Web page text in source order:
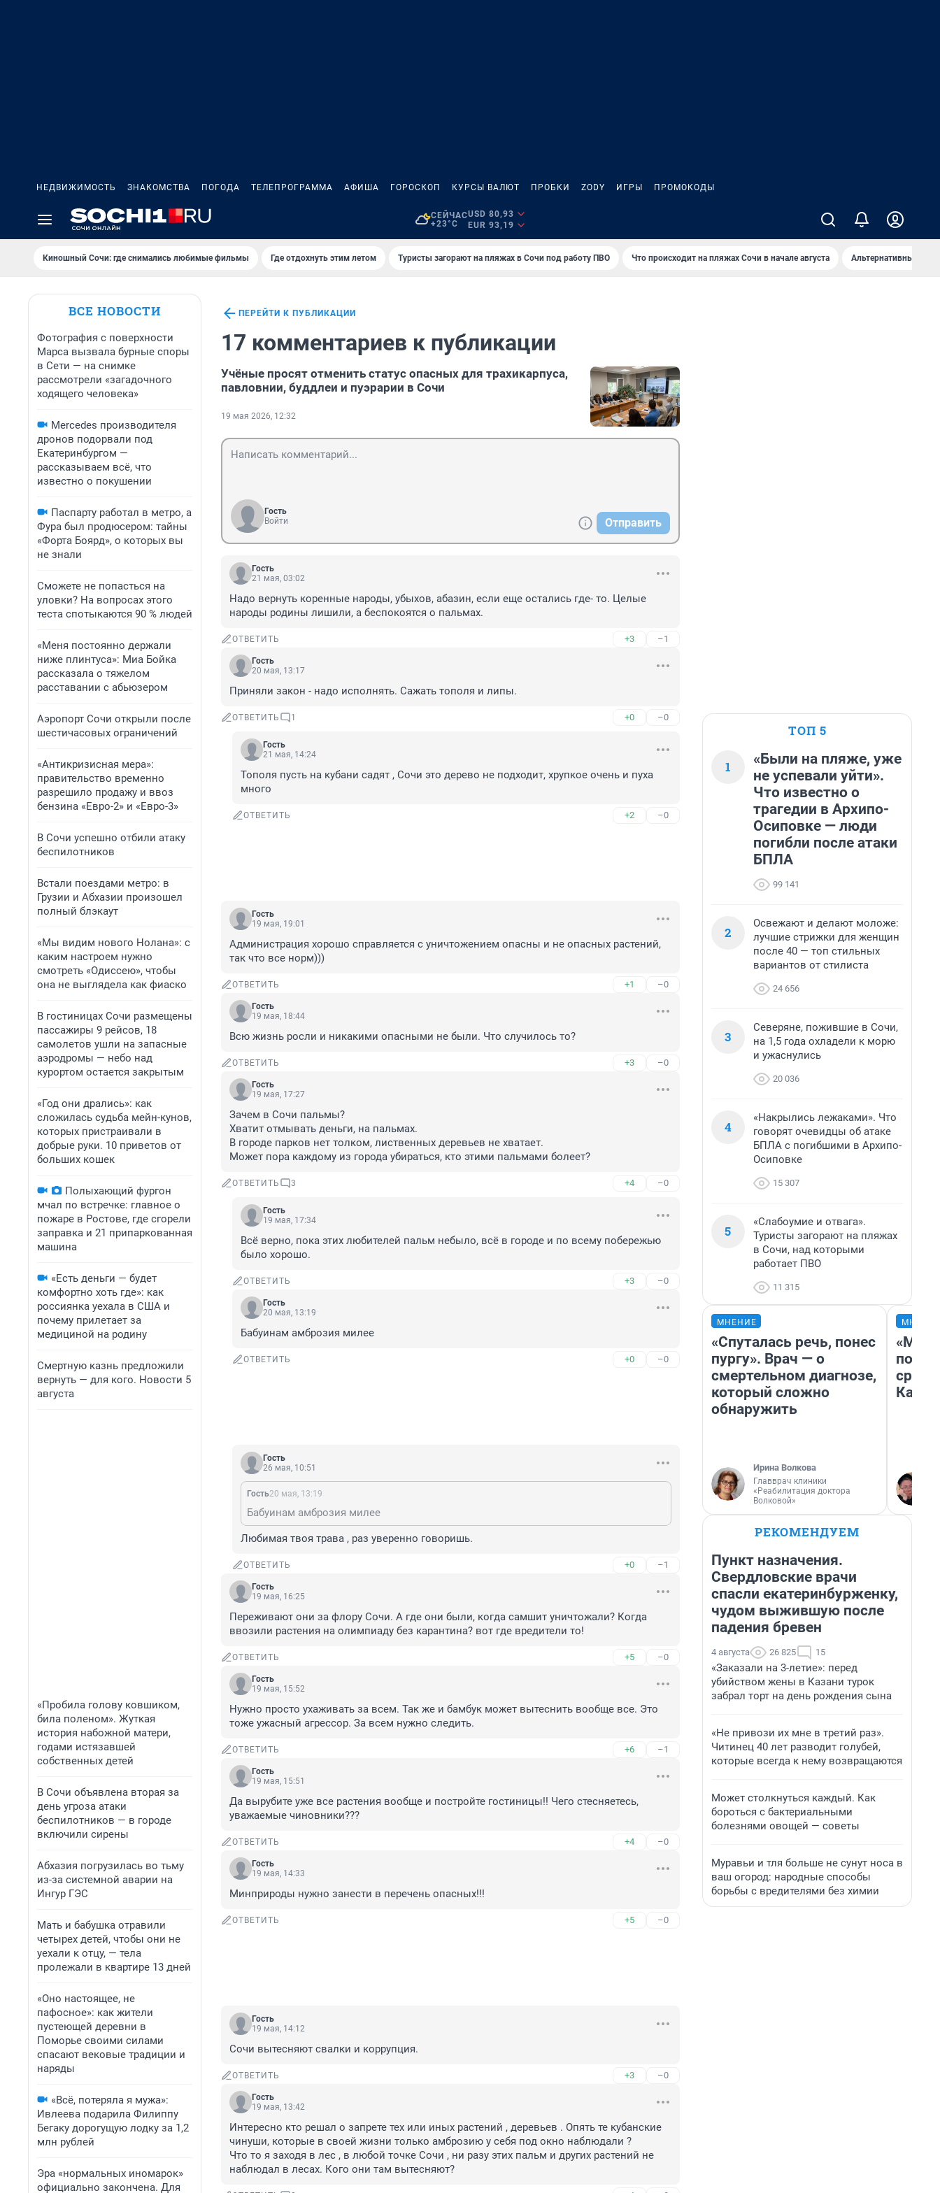
НЕДВИЖИМОСТЬ ЗНАКОМСТВА ПОГОДА ТЕЛЕПРОГРАММА АФИША ГОРОСКОП КУРСЫ ВАЛЮТ ПРОБКИ ZODY ИГРЫ ПРОМОКОДЫ
СЕЙЧАС
+23°C
USD 80,93
EUR 93,19
Киношный Сочи: где снимались любимые фильмы Где отдохнуть этим летом Туристы загорают на пляжах в Сочи под работу ПВО Что происходит на пляжах Сочи в начале августа Альтернативный
ВСЕ НОВОСТИ
Фотография с поверхности
Марса вызвала бурные споры
в Сети — на снимке
рассмотрели «загадочного
ходящего человека»
Mercedes производителя
дронов подорвали под
Екатеринбургом —
рассказываем всё, что
известно о покушении
Паспарту работал в метро, а
Фура был продюсером: тайны
«Форта Боярд», о которых вы
не знали
Сможете не попасться на
уловки? На вопросах этого
теста спотыкаются 90 % людей
«Меня постоянно держали
ниже плинтуса»: Миа Бойка
рассказала о тяжелом
расставании с абьюзером
Аэропорт Сочи открыли после
шестичасовых ограничений
«Антикризисная мера»:
правительство временно
разрешило продажу и ввоз
бензина «Евро-2» и «Евро-3»
В Сочи успешно отбили атаку
беспилотников
Встали поездами метро: в
Грузии и Абхазии произошел
полный блэкаут
«Мы видим нового Нолана»: с
каким настроем нужно
смотреть «Одиссею», чтобы
она не выглядела как фиаско
В гостиницах Сочи размещены
пассажиры 9 рейсов, 18
самолетов ушли на запасные
аэродромы — небо над
курортом остается закрытым
«Год они дрались»: как
сложилась судьба мейн-кунов,
которых пристраивали в
добрые руки. 10 приветов от
больших кошек
Полыхающий фургон
мчал по встречке: главное о
пожаре в Ростове, где сгорели
заправка и 21 припаркованная
машина
«Есть деньги — будет
комфортно хоть где»: как
россиянка уехала в США и
почему прилетает за
медициной на родину
Смертную казнь предложили
вернуть — для кого. Новости 5
августа
«Пробила голову ковшиком,
била поленом». Жуткая
история набожной матери,
годами истязавшей
собственных детей
В Сочи объявлена вторая за
день угроза атаки
беспилотников — в городе
включили сирены
Абхазия погрузилась во тьму
из-за системной аварии на
Ингур ГЭС
Мать и бабушка отравили
четырех детей, чтобы они не
уехали к отцу, — тела
пролежали в квартире 13 дней
«Оно настоящее, не
пафосное»: как жители
пустеющей деревни в
Поморье своими силами
спасают вековые традиции и
наряды
«Всё, потеряла я мужа»:
Ивлеева подарила Филиппу
Бегаку дорогущую лодку за 1,2
млн рублей
Эра «нормальных иномарок»
официально закончена. Для
ПЕРЕЙТИ К ПУБЛИКАЦИИ
17 комментариев к публикации
Учёные просят отменить статус опасных для трахикарпуса,
павловнии, буддлеи и пуэрарии в Сочи
19 мая 2026, 12:32
Гость
Войти
Отправить
Гость
21 мая, 03:02
Надо вернуть коренные народы, убыхов, абазин, если еще остались где- то. Целые
народы родины лишили, а беспокоятся о пальмах.
ОТВЕТИТЬ +3 –1
Гость
20 мая, 13:17
Приняли закон - надо исполнять. Сажать тополя и липы.
ОТВЕТИТЬ 1 +0 –0
Гость
21 мая, 14:24
Тополя пусть на кубани садят , Сочи это дерево не подходит, хрупкое очень и пуха
много
ОТВЕТИТЬ +2 –0
Гость
19 мая, 19:01
Администрация хорошо справляется с уничтожением опасны и не опасных растений,
так что все норм)))
ОТВЕТИТЬ +1 –0
Гость
19 мая, 18:44
Всю жизнь росли и никакими опасными не были. Что случилось то?
ОТВЕТИТЬ +3 –0
Гость
19 мая, 17:27
Зачем в Сочи пальмы?
Хватит отмывать деньги, на пальмах.
В городе парков нет толком, лиственных деревьев не хватает.
Может пора каждому из города убираться, кто этими пальмами болеет?
ОТВЕТИТЬ 3 +4 –0
Гость
19 мая, 17:34
Всё верно, пока этих любителей пальм небыло, всё в городе и по всему побережью
было хорошо.
ОТВЕТИТЬ +3 –0
Гость
20 мая, 13:19
Бабуинам амброзия милее
ОТВЕТИТЬ +0 –0
Гость
26 мая, 10:51
Гость20 мая, 13:19
Бабуинам амброзия милее
Любимая твоя трава , раз уверенно говоришь.
ОТВЕТИТЬ +0 –1
Гость
19 мая, 16:25
Переживают они за флору Сочи. А где они были, когда самшит уничтожали? Когда
ввозили растения на олимпиаду без карантина? вот где вредители то!
ОТВЕТИТЬ +5 –0
Гость
19 мая, 15:52
Нужно просто ухаживать за всем. Так же и бамбук может вытеснить вообще все. Это
тоже ужасный агрессор. За всем нужно следить.
ОТВЕТИТЬ +6 –1
Гость
19 мая, 15:51
Да вырубите уже все растения вообще и постройте гостиницы!! Чего стесняетесь,
уважаемые чиновники???
ОТВЕТИТЬ +4 –0
Гость
19 мая, 14:33
Минприроды нужно занести в перечень опасных!!!
ОТВЕТИТЬ +5 –0
Гость
19 мая, 14:12
Сочи вытесняют свалки и коррупция.
ОТВЕТИТЬ +3 –0
Гость
19 мая, 13:42
Интересно кто решал о запрете тех или иных растений , деревьев . Опять те кубанские
чинуши, которые в своей жизни только амброзию у себя под окно наблюдали ?
Что то я заходя в лес , в любой точке Сочи , ни разу этих пальм и других растений не
наблюдал в лесах. Кого они там вытесняют?
ТОП 5
1
«Были на пляже, уже
не успевали уйти».
Что известно о
трагедии в Архипо-
Осиповке — люди
погибли после атаки
БПЛА
99 141
2
Освежают и делают моложе:
лучшие стрижки для женщин
после 40 — топ стильных
вариантов от стилиста
24 656
3
Северяне, пожившие в Сочи,
на 1,5 года охладели к морю
и ужаснулись
20 036
4
«Накрылись лежаками». Что
говорят очевидцы об атаке
БПЛА с погибшими в Архипо-
Осиповке
15 307
5
«Слабоумие и отвага».
Туристы загорают на пляжах
в Сочи, над которыми
работает ПВО
11 315
МНЕНИЕ
«Спуталась речь, понес
пургу». Врач — о
смертельном диагнозе,
который сложно
обнаружить
Ирина Волкова
Главврач клиники
«Реабилитация доктора
Волковой»
РЕКОМЕНДУЕМ
Пункт назначения.
Свердловские врачи
спасли екатеринбурженку,
чудом выжившую после
падения бревен
4 августа 26 825 15
«Заказали на 3-летие»: перед
убийством жены в Казани турок
забрал торт на день рождения сына
«Не привози их мне в третий раз».
Читинец 40 лет разводит голубей,
которые всегда к нему возвращаются
Может столкнуться каждый. Как
бороться с бактериальными
болезнями овощей — советы
Муравьи и тля больше не сунут носа в
ваш огород: народные способы
борьбы с вредителями без химии